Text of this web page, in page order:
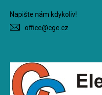
Napište nám kdykoliv!
office@cge.cz